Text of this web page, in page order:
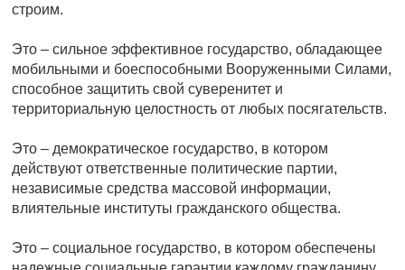
строим.
Это – сильное эффективное государство, обладающее
мобильными и боеспособными Вооруженными Силами,
способное защитить свой суверенитет и
территориальную целостность от любых посягательств.
Это – демократическое государство, в котором
действуют ответственные политические партии,
независимые средства массовой информации,
влиятельные институты гражданского общества.
Это – социальное государство, в котором обеспечены